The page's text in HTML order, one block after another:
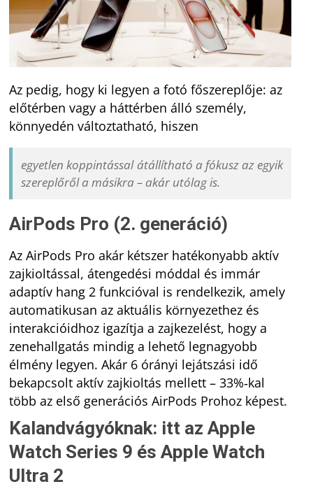
Az pedig, hogy ki legyen a fotó főszereplője: az
előtérben vagy a háttérben álló személy,
könnyedén változtatható, hiszen
egyetlen koppintással átállítható a fókusz az egyik
szereplőről a másikra – akár utólag is.
AirPods Pro (2. generáció)
Az AirPods Pro akár kétszer hatékonyabb aktív
zajkioltással, átengedési móddal és immár
adaptív hang 2 funkcióval is rendelkezik, amely
automatikusan az aktuális környezethez és
interakcióidhoz igazítja a zajkezelést, hogy a
zenehallgatás mindig a lehető legnagyobb
élmény legyen. Akár 6 órányi lejátszási idő
bekapcsolt aktív zajkioltás mellett – 33%‑kal
több az első generációs AirPods Prohoz képest.
Kalandvágyóknak: itt az Apple
Watch Series 9 és Apple Watch
Ultra 2